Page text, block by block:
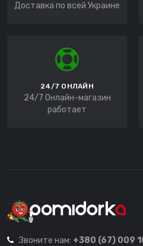
Доставка по всей Украине
24/7 ОНЛАЙН
24/7 Онлайн-магазин
работает
Звоните нам: +380 (67) 009